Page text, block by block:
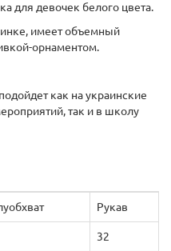
для девочек белого цвета.
имеет объемный
орнаментом.
как на украинские
так и в школу
Рукав
32